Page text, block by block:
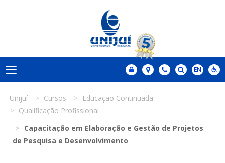
Unijuí Cursos
Educação Continuada
Qualificação Profissional
Capacitação em Elaboração e Gestão de Projetos
de Pesquisa e Desenvolvimento